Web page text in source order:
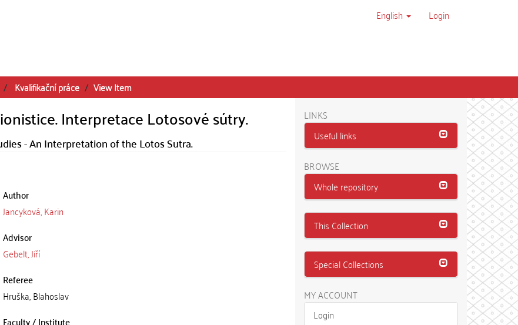
English Login
Kvalifikační práce View Item
Interpretace Lotosové sútry.
- An Interpretation of the Lotos Sutra.
Author
Jancyková, Karin
Advisor
Gebelt, Jiří
Referee
Hruška, Blahoslav
Faculty / Institute
LINKS
Useful links
BROWSE
Whole repository
This Collection
Special Collections
MY ACCOUNT
Login